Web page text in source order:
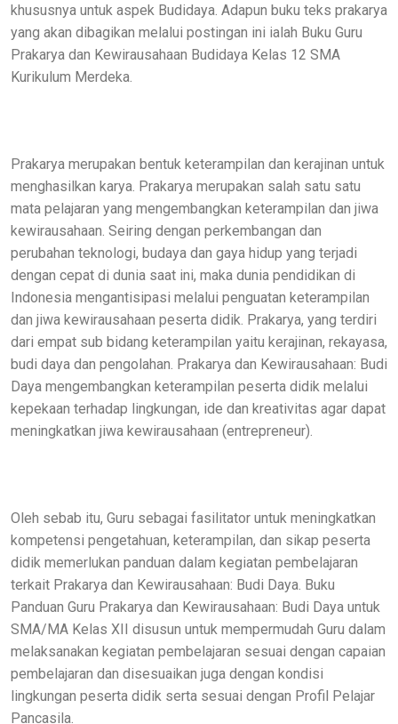
khususnya untuk aspek Budidaya. Adapun buku teks prakarya
yang akan dibagikan melalui postingan ini ialah Buku Guru
Prakarya dan Kewirausahaan Budidaya Kelas 12 SMA
Kurikulum Merdeka.
Prakarya merupakan bentuk keterampilan dan kerajinan untuk
menghasilkan karya. Prakarya merupakan salah satu satu
mata pelajaran yang mengembangkan keterampilan dan jiwa
kewirausahaan. Seiring dengan perkembangan dan
perubahan teknologi, budaya dan gaya hidup yang terjadi
dengan cepat di dunia saat ini, maka dunia pendidikan di
Indonesia mengantisipasi melalui penguatan keterampilan
dan jiwa kewirausahaan peserta didik. Prakarya, yang terdiri
dari empat sub bidang keterampilan yaitu kerajinan, rekayasa,
budi daya dan pengolahan. Prakarya dan Kewirausahaan: Budi
Daya mengembangkan keterampilan peserta didik melalui
kepekaan terhadap lingkungan, ide dan kreativitas agar dapat
meningkatkan jiwa kewirausahaan (entrepreneur).
Oleh sebab itu, Guru sebagai fasilitator untuk meningkatkan
kompetensi pengetahuan, keterampilan, dan sikap peserta
didik memerlukan panduan dalam kegiatan pembelajaran
terkait Prakarya dan Kewirausahaan: Budi Daya. Buku
Panduan Guru Prakarya dan Kewirausahaan: Budi Daya untuk
SMA/MA Kelas XII disusun untuk mempermudah Guru dalam
melaksanakan kegiatan pembelajaran sesuai dengan capaian
pembelajaran dan disesuaikan juga dengan kondisi
lingkungan peserta didik serta sesuai dengan Profil Pelajar
Pancasila.